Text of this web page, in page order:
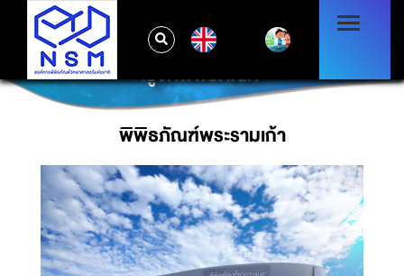
รู้จักพิพิธภัณฑ์
พิพิธภัณฑ์พระรามเก้า